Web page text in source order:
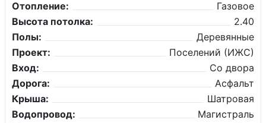
Отопление:
Газовое
Высота потолка:
2.40
Полы:
Деревянные
Проект:
Поселений (ИЖС)
Вход:
Со двора
Дорога:
Асфальт
Крыша:
Шатровая
Водопровод:
Магистраль